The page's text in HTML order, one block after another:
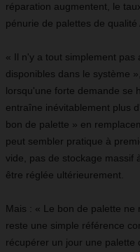
réparation augmentent, le
pénurie de palettes de qualité
« Il n'y a tout simplement pas
disponibles dans le système
lorsqu'une forte demande se
entraîne inévitablement plus
bon de palette » en
peut sembler pratique à
vide, pas de stockage massif
être réglée ultérieurement.
Mais : « Le bon de palette ne
reste une simple référence
récupérer un jour une palette